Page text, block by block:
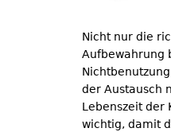
Nicht nur die
Aufbewahrung
der Austausch
Lebenszeit der
wichtig, damit